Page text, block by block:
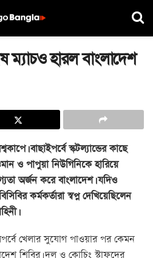
ম্যাচও হারল বাংলাদেশ
বাছাইপর্বে স্কটল্যান্ডের কাছে
ও পাপুয়া নিউগিনিকে হারিয়ে
অর্জন করে বাংলাদেশ। যদিও
কর্মকর্তারা স্বপ্ন দেখিয়েছিলেন
খেলার সুযোগ পাওয়ার পর কেমন